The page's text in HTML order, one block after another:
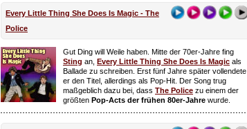
Every Little Thing She Does Is Magic - The
Police
Gut Ding will Weile haben. Mitte der 70er-Jahre fing
Sting an, Every Little Thing She Does Is Magic als
Ballade zu schreiben. Erst fünf Jahre später vollendete
er den Titel, allerdings als Pop-Hit. Der Song trug
maßgeblich dazu bei, dass The Police zu einem der
größten Pop-Acts der frühen 80er-Jahre wurde.